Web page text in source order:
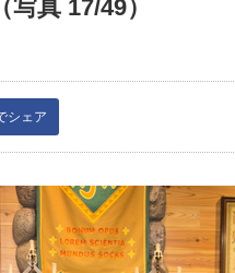
真 17/49）
シェア